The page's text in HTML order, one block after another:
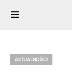
AKTUALNOŚCI